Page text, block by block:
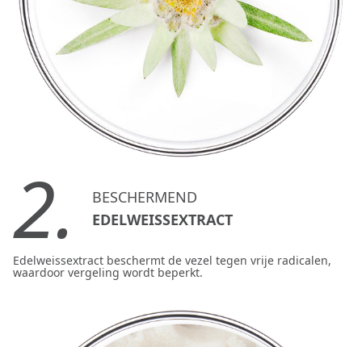
2.
BESCHERMEND
EDELWEISSEXTRACT
Edelweissextract beschermt de vezel tegen vrije radicalen,
waardoor vergeling wordt beperkt.